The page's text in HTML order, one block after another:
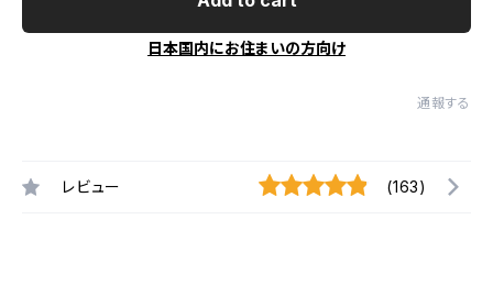
日本国内にお住まいの方向け
通報する
レビュー (163)